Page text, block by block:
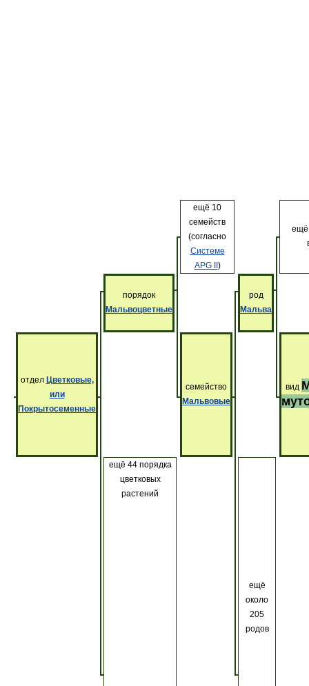
ещё 10
семейств
(согласно
Системе
APG II )
ещё
порядок
Мальвоцветные
род
Мальва
отдел Цветковые,
или
Покрытосеменные
семейство
Мальвовые
вид
ещё 44 порядка
цветковых
растений
ещё
около
205
родов